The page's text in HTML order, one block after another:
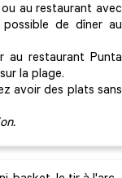
au restaurant avec
de dîner au
au restaurant Punta
la plage.
avoir des plats sans